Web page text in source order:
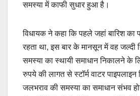
समस्या में काफी सुधार हुआ है।
विधायक ने कहा कि पहले जहां बारिश
रहता था, इस बार के मानसून में वह
समस्या का स्थायी समाधान निकालने के
रुपये की लागत से स्टॉर्म वाटर पाइपलाइन
जलभराव की समस्या का समाधान संभव